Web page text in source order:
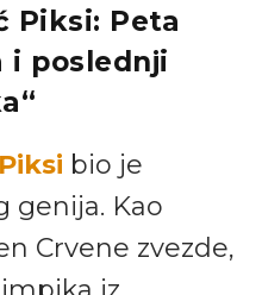
Piksi: Peta
i poslednji
bio je
genija. Kao
Crvene zvezde,